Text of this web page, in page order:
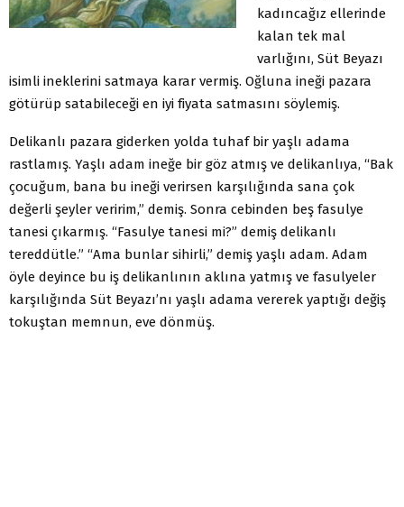
kadıncağız ellerinde
kalan tek mal
varlığını, Süt Beyazı
isimli ineklerini satmaya karar vermiş. Oğluna ineği pazara
götürüp satabileceği en iyi fiyata satmasını söylemiş.
Delikanlı pazara giderken yolda tuhaf bir yaşlı adama
rastlamış. Yaşlı adam ineğe bir göz atmış ve delikanlıya, “Bak
çocuğum, bana bu ineği verirsen karşılığında sana çok
değerli şeyler veririm,” demiş. Sonra cebinden beş fasulye
tanesi çıkarmış. “Fasulye tanesi mi?” demiş delikanlı
tereddütle.” “Ama bunlar sihirli,” demiş yaşlı adam. Adam
öyle deyince bu iş delikanlının aklına yatmış ve fasulyeler
karşılığında Süt Beyazı’nı yaşlı adama vererek yaptığı değiş
tokuştan memnun, eve dönmüş.